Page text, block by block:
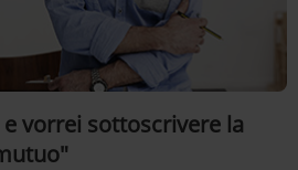
vorrei sottoscrivere la